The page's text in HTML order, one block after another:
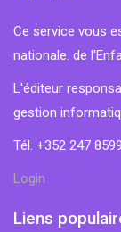
Ce service vous
nationale. de
L'éditeur
gestion
Tél. +352 247
Login
Liens